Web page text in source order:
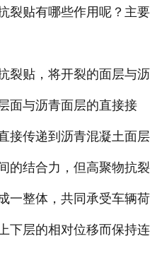
裂贴有哪些作用呢？主要
贴，将开裂的面层与沥
面与沥青面层的直接接
接传递到沥青混凝土面层
的结合力，但高聚物抗裂
一整体，共同承受车辆荷
下层的相对位移而保持连